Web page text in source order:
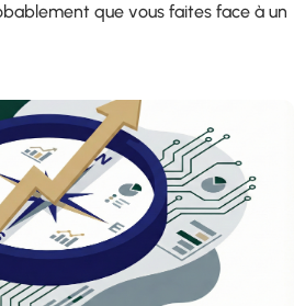
que vous faites face à un